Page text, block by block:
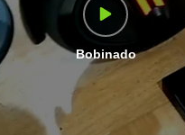
Bobinado